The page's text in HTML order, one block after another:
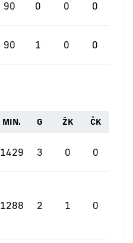
90 0 0 0
90 1 0 0
MIN. G ŽK ČK
1429 3 0 0
1288 2 1 0